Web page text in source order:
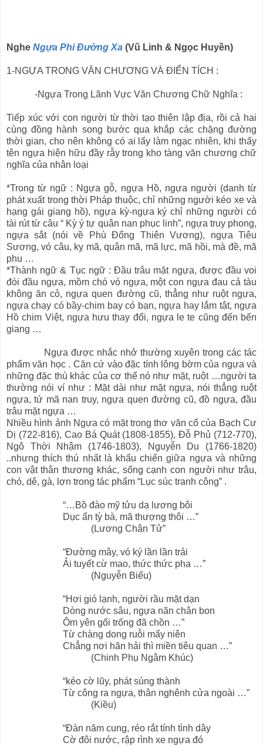
Nghe Ngựa Phi Đường Xa (Vũ Linh & Ngọc Huyền)
1-NGỰA TRONG VĂN CHƯƠNG VÀ ĐIỂN TÍCH :
-Ngựa Trong Lãnh Vực Văn Chương Chữ Nghĩa :
Tiếp xúc với con người từ thời tạo thiên lập địa, rồi cả hai
cùng đồng hành song bước qua khắp các chặng đường
thời gian, cho nên không có ai lấy làm ngạc nhiên, khi thấy
tên ngựa hiện hữu đầy rẫy trong kho tàng văn chương chữ
nghĩa của nhân loại
*Trong từ ngữ : Ngựa gỗ, ngựa Hồ, ngựa người (danh từ
phát xuất trong thời Pháp thuộc, chỉ những người kéo xe và
hạng gái giang hồ), ngựa kỳ-ngựa ký chỉ những người có
tài rút từ câu “ Kỳ ý tự quân nan phục linh”, ngựa truy phong,
ngựa sắt (nói về Phù Đổng Thiên Vương), ngựa Tiêu
Sương, vó câu, kỵ mã, quân mã, mã lực, mã hồi, mà đề, mã
phu …
*Thành ngữ & Tục ngữ : Đầu trâu mặt ngựa, được đầu voi
đòi đầu ngựa, mồm chó vó ngựa, một con ngựa đau cả tàu
không ăn cỏ, ngựa quen đường cũ, thẳng như ruột ngựa,
ngựa chạy có bầy-chim bay có bạn, ngựa hay lắm tật, ngựa
Hồ chim Việt, ngựa hưu thay đổi, ngựa le te cũng đến bến
giang …
Ngựa được nhắc nhở thường xuyên trong các tác
phẩm văn học . Căn cứ vào đặc tính lông bờm của ngựa và
những đặc thù khác của cơ thể nó như mặt, ruột …người ta
thường nói ví như : Mặt dài như mặt ngựa, nói thẳng ruột
ngựa, tứ mã nan truy, ngựa quen đường cũ, đồ ngựa, đầu
trâu mặt ngựa …
Nhiều hình ảnh Ngựa có mặt trong thơ văn cổ của Bạch Cư
Dị (722-816), Cao Bá Quát (1808-1855), Đỗ Phủ (712-770),
Ngô Thời Nhậm (1746-1803), Nguyễn Du (1766-1820)
..nhưng thích thú nhất là khẩu chiến giữa ngựa và những
con vật thân thương khác, sống cạnh con người như trâu,
chó, dê, gà, lợn trong tác phẩm “Lục súc tranh công” .
“…Bồ đào mỹ tửu dạ lương bôi
Dục ẩn tỳ bà, mã thượng thôi …”
(Lương Chân Tử”
“Đường mây, vó ký lần lần trải
Ải tuyết cừ mao, thức thức pha …”
(Nguyễn Biểu)
“Hơi gió lạnh, người rầu mặt dạn
Dòng nước sâu, ngựa nãn chân bon
Ôm yên gối trống đã chồn …”
Từ chàng dong ruỗi mấy niên
Chẳng nơi hãn hải thì miền tiêu quan …”
(Chinh Phụ Ngâm Khúc)
“kéo cờ lũy, phát súng thành
Từ công ra ngựa, thân nghênh cửa ngoài …”
(Kiều)
“Đàn năm cung, réo rắt tính tình dây
Cờ đôi nước, rập rình xe ngựa đó